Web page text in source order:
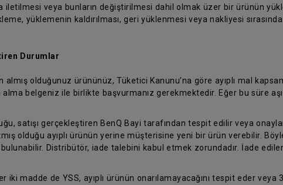
iletilmesi veya bunların değiştirilmesi dahil olmak üzer bir ürünün
yüklemenin kaldırılması, geri yüklenmesi veya nakliyesi
Durumlar
almış olduğunuz ürününüz, Tüketici Kanunu’na göre ayıplı mal
alma belgeniz ile birlikte başvurmanız gerekmektedir. Eğer bu süre
satışı gerçekleştiren BenQ Bayi tarafından tespit edilir veya
olduğu ayıplı ürünün yerine müşterisine yeni bir ürün verebilir.
Distribütör, iade talebini kabul etmek zorundadır. İade
iki madde de YSS, ayıplı ürünün onarılamayacağını tespit eder